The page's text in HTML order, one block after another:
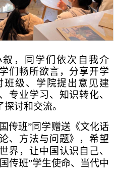
，同学们依次自我介
们畅所欲言，分享开学
班级、学院提出意见建
专业学习、知识转化、
讨和交流。
传班”同学赠送《文化话
、方法与问题》，希望
界，让中国认识自己、
国传班”学生使命、当代中